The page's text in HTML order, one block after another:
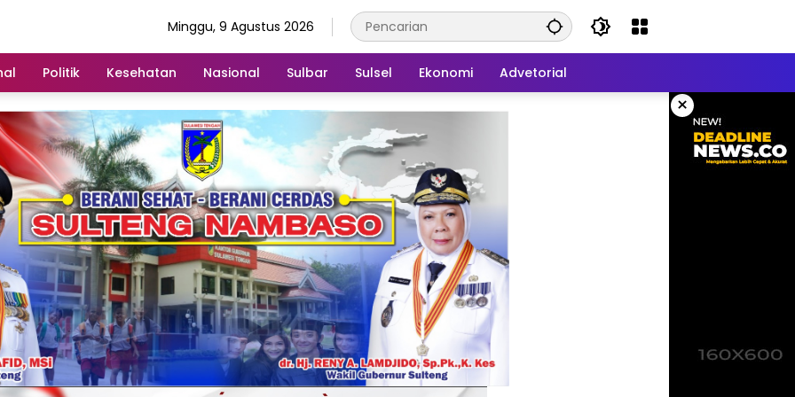
Minggu, 9 Agustus 2026
Politik Kesehatan Nasional Sulbar Sulsel Ekonomi Advetorial
×